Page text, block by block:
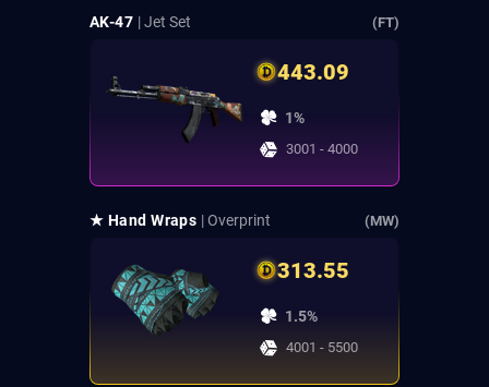
AK-47 | Jet Set (FT)
443.09
1%
3001 - 4000
★ Hand Wraps | Overprint (MW)
313.55
1.5%
4001 - 5500